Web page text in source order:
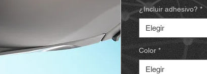
¿Incluir adhesivo? *
Elegir
Color *
Elegir